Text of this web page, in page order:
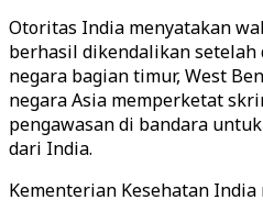
Otoritas India menyatakan
berhasil dikendalikan setelah
negara bagian timur, West
negara Asia memperketat
pengawasan di bandara
dari India.
Kementerian Kesehatan India